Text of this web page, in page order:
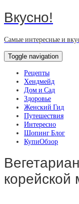
Вкусно!
Самые интересные и
Toggle navigation
Рецепты
Хендмейд
Дом и Сад
Здоровье
Женский Гид
Путешествия
Интересно
Шопинг Блог
КупиОбзор
корейской